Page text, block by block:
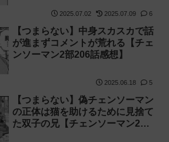
2025.07.02 2025.07.09 6
【つまらない】中身スカスカで話
が進まずコメントが荒れる【チェ
ンソーマン2部206話感想】
2025.06.18 5
【つまらない】偽チェンソーマン
の正体は猫を助けるために見捨て
た双子の兄【チェンソーマン2部